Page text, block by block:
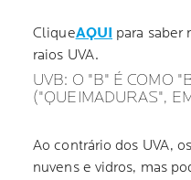
CliqueAQUI para saber
raios UVA.
UVB: O "B" É COMO
("QUEIMADURAS",
Ao contrário dos UVA,
nuvens e vidros, mas